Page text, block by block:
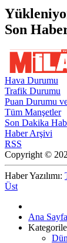
Son
Hava Durumu
Trafik Durumu
Puan Durumu
Tüm Manşetler
Son Dakika
Haber Arşivi
RSS
Copyright ©
Haber Yazılımı:
Üst
Ana Sayfa